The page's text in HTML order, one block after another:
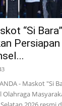
“Si
Persiapan
- Maskot "Si
Olahraga